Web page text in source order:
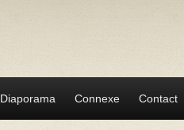
Diaporama Connexe Contact